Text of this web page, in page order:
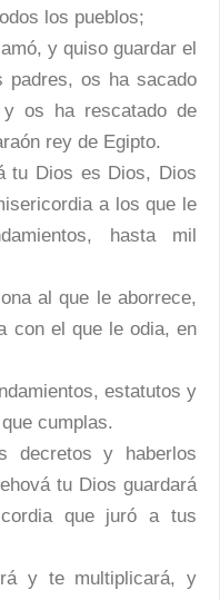
los pueblos;
y quiso guardar el
padres, os ha sacado
y os ha rescatado de
rey de Egipto.
tu Dios es Dios, Dios
a los que le
hasta mil
al que le aborrece,
con el que le odia, en
estatutos y
cumplas.
decretos y haberlos
tu Dios guardará
que juró a tus
y te multiplicará, y